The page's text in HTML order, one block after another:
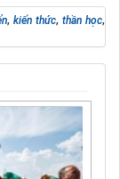
, kiến thức,thần học,